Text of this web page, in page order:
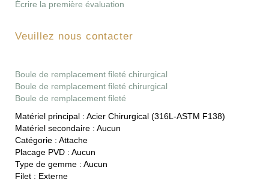
Écrire la première évaluation
Veuillez nous contacter
Boule de remplacement fileté chirurgical
Boule de remplacement fileté chirurgical
Boule de remplacement fileté
Matériel principal : Acier Chirurgical (316L-ASTM F138)
Matériel secondaire : Aucun
Catégorie : Attache
Placage PVD : Aucun
Type de gemme : Aucun
Filet : Externe